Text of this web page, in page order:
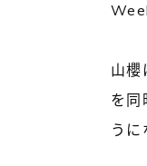
山櫻
を同
うに